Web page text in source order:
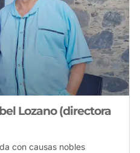
Lozano (directora
con causas nobles